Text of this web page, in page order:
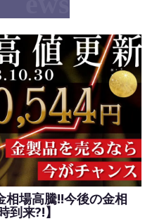
相場高騰!!今後の金相
到来?!】